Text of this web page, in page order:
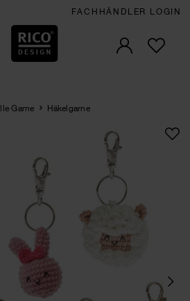
FACHHÄNDLER LOGIN
navigieren
Garne Häkelgarne